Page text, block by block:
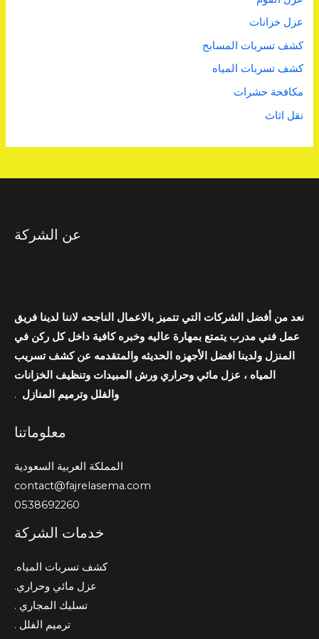
عزل خزانات
كشف تسربات المسابح
كشف تسربات المياه
مكافحة حشرات
نقل اثاث
عن الشركة
نعد من أفضل الشركات التي تتميز بالاعمال الناجحه لاننا لدينا فريق
عمل فني مدرب يتمتع بمهارة عاليه وخبره كافية داخل كل ركن في
المنزل ولدينا افضل الأجهزه الحديثه والمتقدمه عن كشف تسريب
المياه ، عزل مائي وحراري ورش المبيدات وتنظيف الخزانات
والفلل وترميم المنازل .
معلوماتنا
المملكة العربية السعودية
contact@fajrelasema.com
0538692260
خدمات الشركة
كشف تسربات المياه.
عزل مائي وحراري.
تسليك المجاري .
ترميم الفلل .